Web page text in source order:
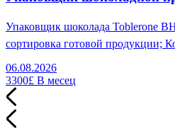
Упаковщик шоколада
сортировка готовой продукции;
06.08.2026
3300£ В месец